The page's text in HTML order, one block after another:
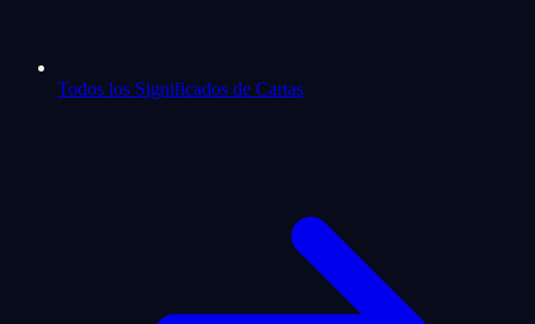
Todos los Significados de Cartas